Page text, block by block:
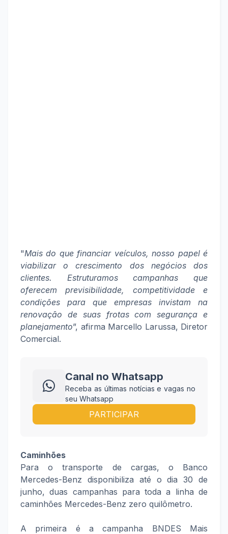
"Mais do que financiar veículos, nosso papel é
viabilizar o crescimento dos negócios dos
clientes. Estruturamos campanhas que
oferecem previsibilidade, competitividade e
condições para que empresas invistam na
renovação de suas frotas com segurança e
planejamento”, afirma Marcello Larussa, Diretor
Comercial.
Canal no Whatsapp
Receba as últimas notícias e vagas no
seu Whatsapp
PARTICIPAR
Caminhões
Para o transporte de cargas, o Banco
Mercedes-Benz disponibiliza até o dia 30 de
junho, duas campanhas para toda a linha de
caminhões Mercedes-Benz zero quilômetro.
A primeira é a campanha BNDES Mais